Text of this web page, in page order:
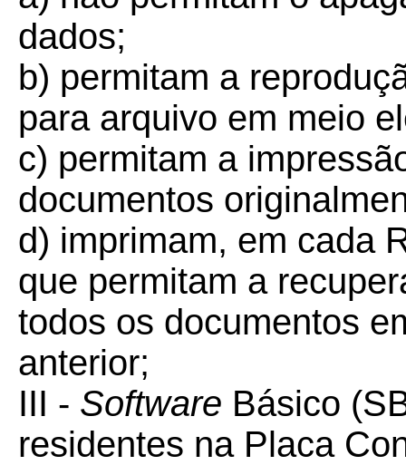
dados;
b) permitam a
para arquivo em meio
c) permitam a
documentos
d) imprimam, em cada
que permitam a
todos os documentos
anterior;
III - Software Básico
residentes na Placa